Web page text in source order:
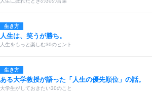
生き方
人生は、笑うが勝ち。
人生をもっと楽しむ30のヒント
生き方
ある大学教授が語った「人生の優先順位」の話。
大学生がしておきたい30のこと